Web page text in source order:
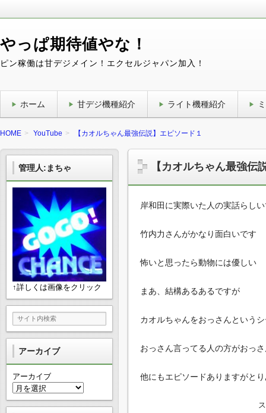
やっぱ期待値やな！
ピン稼働は甘デジメイン！エクセルジャパン加入！
ホーム 甘デジ機種紹介 ライト機種紹介
HOME YouTube 【カオルちゃん最強伝説】エピソード１
【カオルちゃん最強伝
岸和田に実際いた人の実話らし
竹内力さんがかなり面白いです
怖いと思ったら動物には優しい
まあ、結構あるあるですが
カオルちゃんをおっさんという
おっさん言ってる人の方がおっ
他にもエピソードありますがと
管理人:まちゃ
↑詳しくは画像をクリック
アーカイブ
アーカイブ